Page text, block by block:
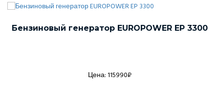
Бензиновый генератор EUROPOWER EP 3300
Цена: 115990₽